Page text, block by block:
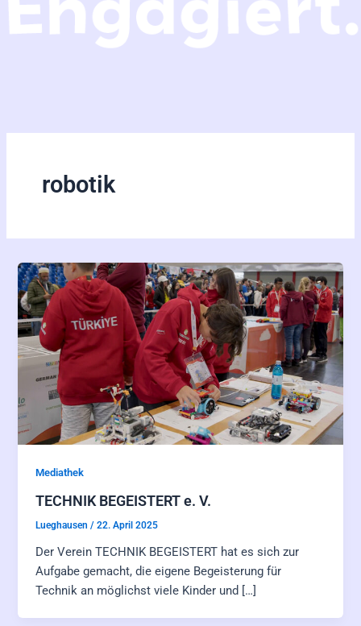
robotik
Mediathek
TECHNIK BEGEISTERT e. V.
Lueghausen/22. April 2025
Der Verein TECHNIK BEGEISTERT hat es sich zur
Aufgabe gemacht, die eigene Begeisterung für
Technik an möglichst viele Kinder und […]